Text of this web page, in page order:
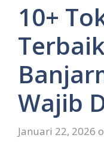
10+
Wajib
Januari 22, 2026